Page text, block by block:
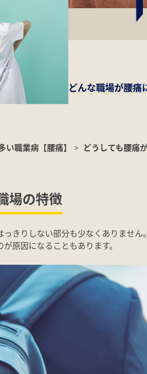
どんな職場が腰痛
職業病【腰痛】 > どうしても腰痛
場の特徴
きりしない部分も少なくありませ
原因になることもあります。